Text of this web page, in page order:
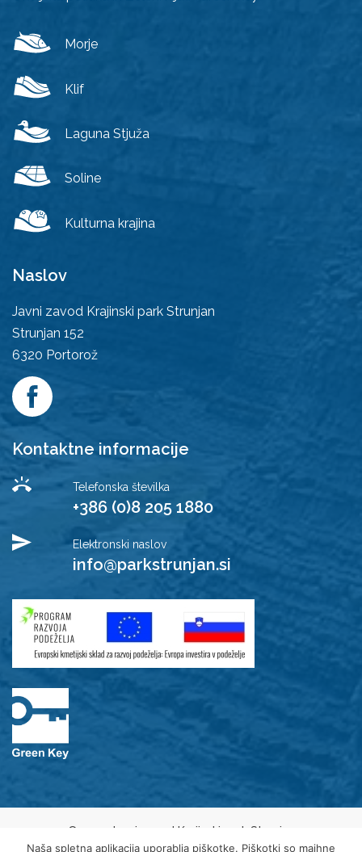
Morje
Klif
Laguna Stjuža
Soline
Kulturna krajina
Naslov
Javni zavod Krajinski park Strunjan
Strunjan 152
6320 Portorož
Kontaktne informacije
Telefonska številka
+386 (0)8 205 1880
Elektronski naslov
info@parkstrunjan.si
© 2021 Javni zavod Krajinski park Strunjan
Varovanje osebnih podatkov
Naša spletna aplikacija uporablja piškotke. Piškotki so majhne